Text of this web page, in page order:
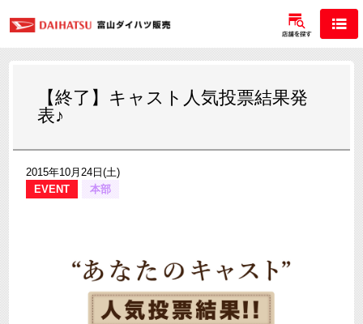
【終了】キャスト人気投票結果発
表♪
2015年10月24日(土)
EVENT
本部